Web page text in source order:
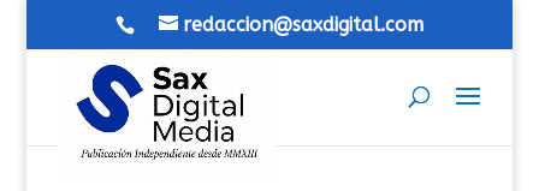
redaccion@saxdigital.com